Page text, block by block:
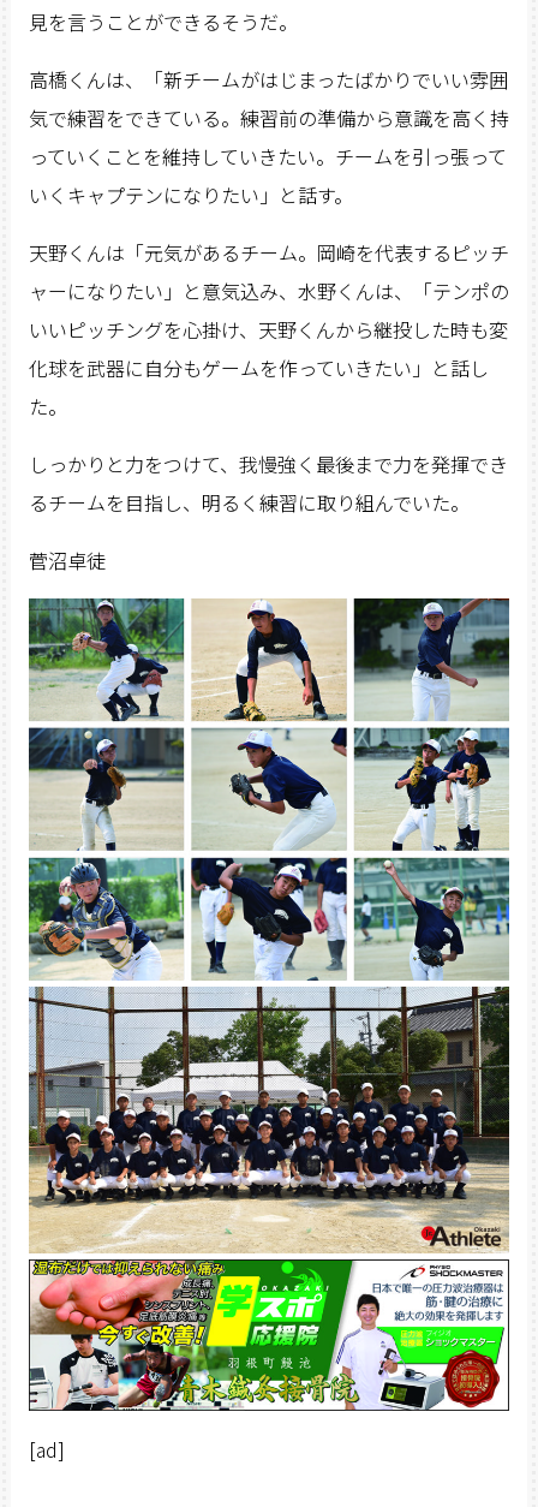
見を言うことができるそうだ。
高橋くんは、「新チームがはじまったばかりでいい雰囲
気で練習をできている。練習前の準備から意識を高く持
っていくことを維持していきたい。チームを引っ張って
いくキャプテンになりたい」と話す。
天野くんは「元気があるチーム。岡崎を代表するピッチ
ャーになりたい」と意気込み、水野くんは、「テンポの
いいピッチングを心掛け、天野くんから継投した時も変
化球を武器に自分もゲームを作っていきたい」と話し
た。
しっかりと力をつけて、我慢強く最後まで力を発揮でき
るチームを目指し、明るく練習に取り組んでいた。
菅沼卓徒
[ad]